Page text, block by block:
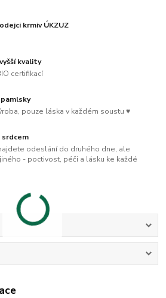
krmiv ÚKZUZ
kvality
certifikací
pamlsky
pouze láska v každém soustu ♥
srdcem
odeslání do druhého dne, ale
- poctivost, péči a lásku ke každé